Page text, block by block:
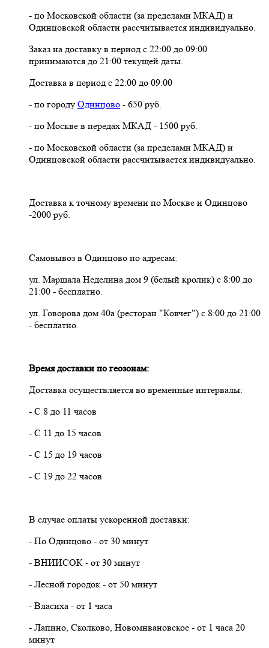
- по Московской области (за пределами МКАД) и
Одинцовской области рассчитывается индивидуально.
Заказ на доставку в период с 22:00 до 09:00
принимаются до 21:00 текущей даты.
Доставка в период с 22:00 до 09:00
- по городу Одинцово - 650 руб.
- по Москве в передах МКАД - 1500 руб.
- по Московской области (за пределами МКАД) и
Одинцовской области рассчитывается индивидуально.
Доставка к точному времени по Москве и Одинцово
-2000 руб.
Самовывоз в Одинцово по адресам:
ул. Маршала Неделина дом 9 (белый кролик) с 8:00 до
21:00 - бесплатно.
ул. Говорова дом 40а (ресторан "Ковчег") с 8:00 до 21:00
- бесплатно.
Время доставки по геозонам:
Доставка осуществляется во временные интервалы:
- С 8 до 11 часов
- С 11 до 15 часов
- С 15 до 19 часов
- С 19 до 22 часов
В случае оплаты ускоренной доставки:
- По Одинцово - от 30 минут
- ВНИИСОК - от 30 минут
- Лесной городок - от 50 минут
- Власиха - от 1 часа
- Лапино, Сколково, Новомнвановское - от 1 часа 20
минут